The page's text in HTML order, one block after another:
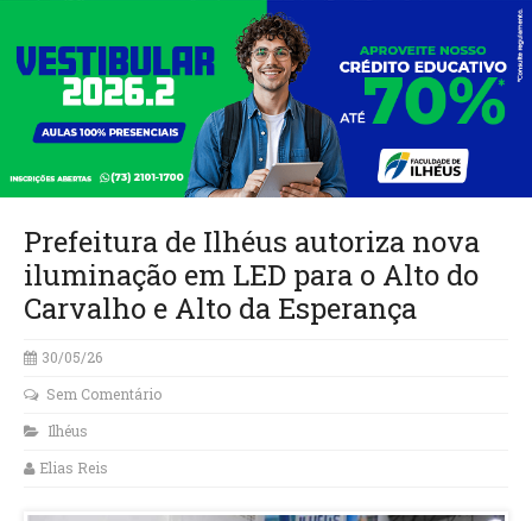
Prefeitura de Ilhéus autoriza nova
iluminação em LED para o Alto do
Carvalho e Alto da Esperança
30/05/26
Sem Comentário
Ilhéus
Elias Reis